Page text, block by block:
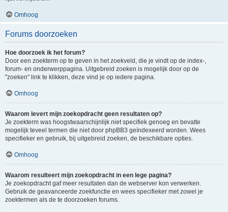
Omhoog
Forums doorzoeken
Hoe doorzoek ik het forum?
Door een zoekterm op te geven in het zoekveld, die je vindt op de index-,
forum- en onderwerppagina. Uitgebreid zoeken is mogelijk door op de
"zoeken" link te klikken, deze vind je op iedere pagina.
Omhoog
Waarom levert mijn zoekopdracht geen resultaten op?
Je zoekterm was hoogstwaarschijnlijk niet specifiek genoeg en bevatte
mogelijk teveel termen die niet door phpBB3 geïndexeerd worden. Wees
specifieker en gebruik, bij uitgebreid zoeken, de beschikbare opties.
Omhoog
Waarom resulteert mijn zoekopdracht in een lege pagina?
Je zoekopdracht gaf meer resultaten dan de webserver kon verwerken.
Gebruik de geavanceerde zoekfunctie en wees specifieker met zowel je
zoektermen als de te doorzoeken forums.